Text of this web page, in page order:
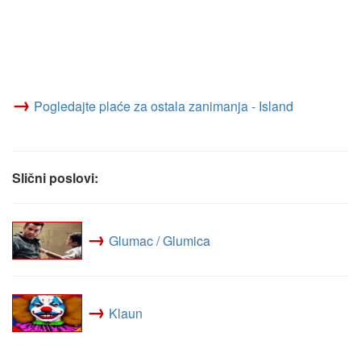
→ Pogledajte plaće za ostala zanimanja - Island
Slični poslovi:
→ Glumac / Glumica
→ Klaun